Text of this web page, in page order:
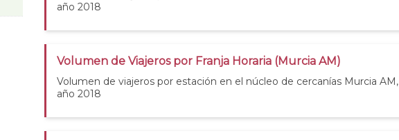
año 2018
Volumen de Viajeros por Franja Horaria (Murcia AM)
Volumen de viajeros por estación en el núcleo de cercanías Murcia AM,
año 2018